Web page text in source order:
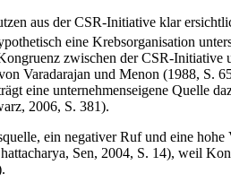
aus der CSR-Initiative klar
eine Krebsorganisation
zwischen der CSR-
Varadarajan und Menon (1988, S.
eine unternehmenseigene Quelle
2006, S. 381).
ein negativer Ruf und eine
Sen, 2004, S. 14), weil